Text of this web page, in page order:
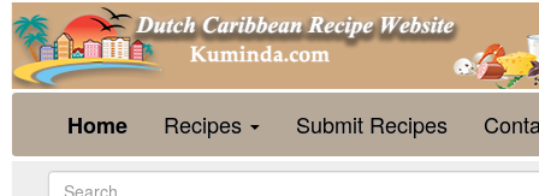
Home Recipes Submit Recipes